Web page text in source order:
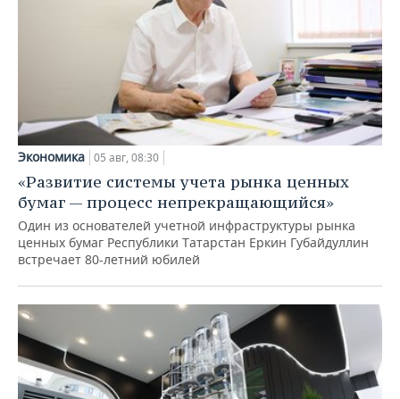
Экономика 05 авг, 08:30
«Развитие системы учета рынка ценных
бумаг — процесс непрекращающийся»
Один из основателей учетной инфраструктуры рынка
ценных бумаг Республики Татарстан Еркин Губайдуллин
встречает 80-летний юбилей